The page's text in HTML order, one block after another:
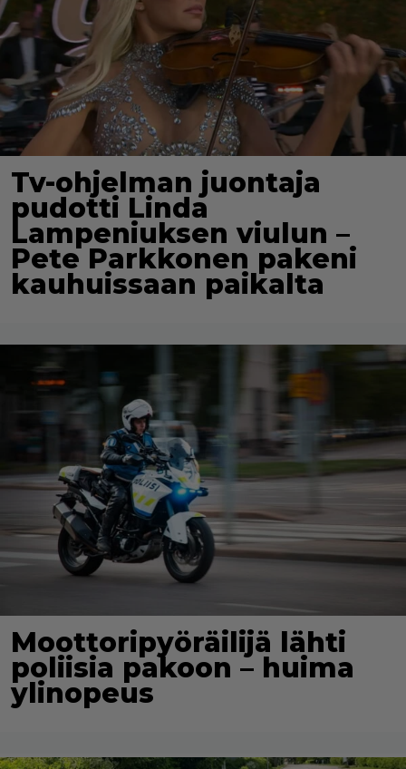
Tv-ohjelman juontaja
pudotti Linda
Lampeniuksen viulun –
Pete Parkkonen pakeni
kauhuissaan paikalta
Moottoripyöräilijä lähti
poliisia pakoon – huima
ylinopeus